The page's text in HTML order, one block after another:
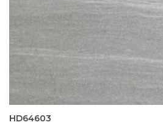
HD64603